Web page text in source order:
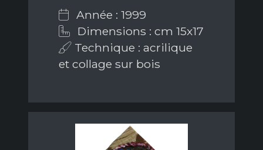
Année : 1999
Dimensions : cm 15x17
Technique : acrilique
et collage sur bois